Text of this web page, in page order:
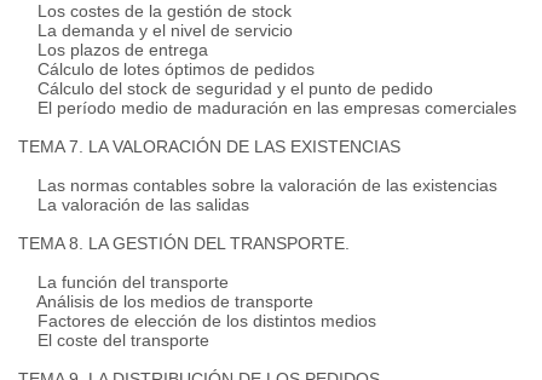
Los costes de la gestión de stock
La demanda y el nivel de servicio
Los plazos de entrega
Cálculo de lotes óptimos de pedidos
Cálculo del stock de seguridad y el punto de pedido
El período medio de maduración en las empresas comerciales
TEMA 7. LA VALORACIÓN DE LAS EXISTENCIAS
Las normas contables sobre la valoración de las existencias
La valoración de las salidas
TEMA 8. LA GESTIÓN DEL TRANSPORTE.
La función del transporte
Análisis de los medios de transporte
Factores de elección de los distintos medios
El coste del transporte